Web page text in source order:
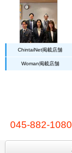
ChintaiNet掲載店舗
Woman掲載店舗
045-882-1080